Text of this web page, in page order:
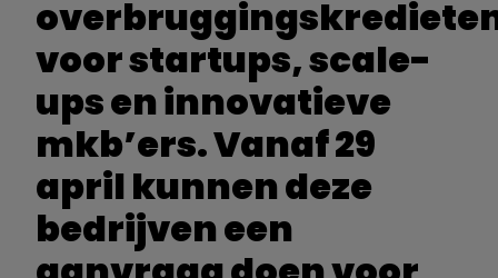
voor startups, scale-
ups en innovatieve
mkb’ers. Vanaf 29
april kunnen deze
bedrijven een